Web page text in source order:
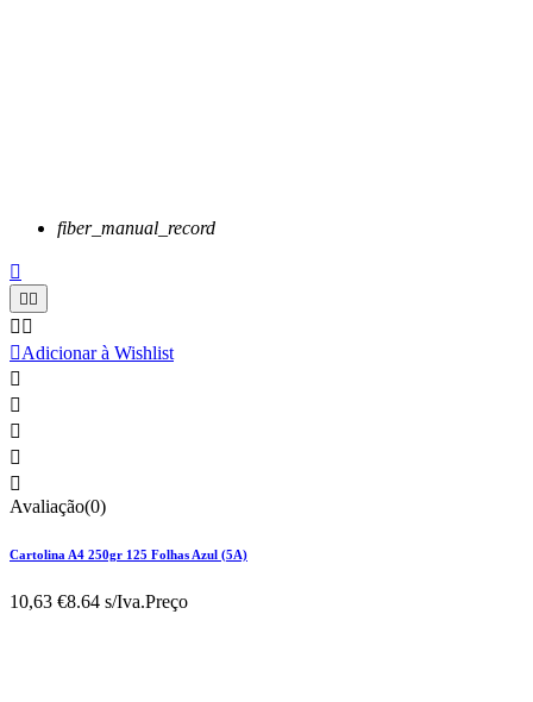
fiber_manual_record


 
Adicionar à Wishlist





Avaliação(0)
Cartolina A4 250gr 125 Folhas Azul (5A)
10,63 €8.64 s/Iva.Preço